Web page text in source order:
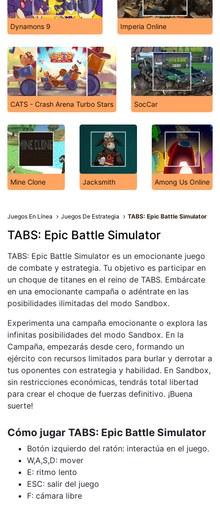
Dynamons 9 Imperia Online
CATS - Crash Arena Turbo Stars SocCar
Mine Clone Jacksmith Among Us Online
Juegos En Línea Juegos De Estrategia TABS: Epic Battle Simulator
TABS: Epic Battle Simulator
TABS: Epic Battle Simulator es un emocionante juego
de combate y estrategia. Tu objetivo es participar en
un choque de titanes en el reino de TABS. Embárcate
en una emocionante campaña o adéntrate en las
posibilidades ilimitadas del modo Sandbox.
Experimenta una campaña emocionante o explora las
infinitas posibilidades del modo Sandbox. En la
Campaña, empezarás desde cero, formando un
ejército con recursos limitados para burlar y derrotar a
tus oponentes con estrategia y habilidad. En Sandbox,
sin restricciones económicas, tendrás total libertad
para crear el choque de fuerzas definitivo. ¡Buena
suerte!
Cómo jugar TABS: Epic Battle Simulator
Botón izquierdo del ratón: interactúa en el juego.
W,A,S,D: mover
E: ritmo lento
ESC: salir del juego
F: cámara libre